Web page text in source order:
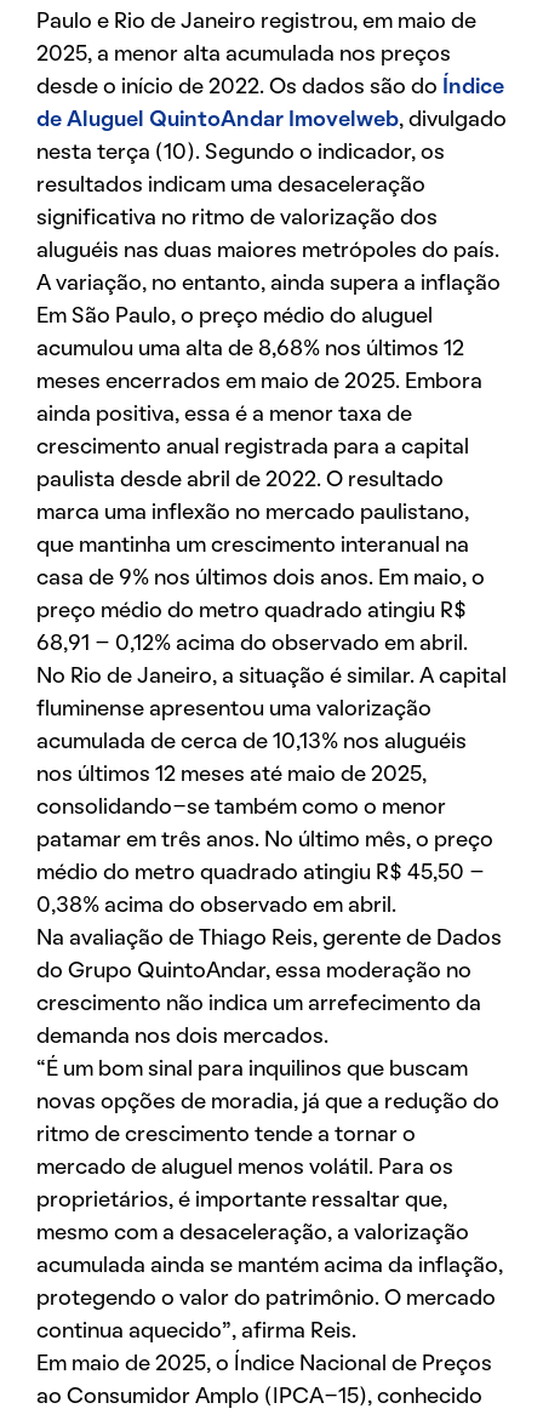
Paulo e Rio de Janeiro registrou, em maio de
2025, a menor alta acumulada nos preços
desde o início de 2022. Os dados são do
Índice
de Aluguel QuintoAndar Imovelweb, divulgado
nesta terça (10). Segundo o indicador, os
resultados indicam uma desaceleração
significativa no ritmo de valorização dos
aluguéis nas duas maiores metrópoles do país.
A variação, no entanto, ainda supera a inflação
Em São Paulo, o preço médio do aluguel
acumulou uma alta de 8,68% nos últimos 12
meses encerrados em maio de 2025. Embora
ainda positiva, essa é a menor taxa de
crescimento anual registrada para a capital
paulista desde abril de 2022. O resultado
marca uma inflexão no mercado paulistano,
que mantinha um crescimento interanual na
casa de 9% nos últimos dois anos. Em maio, o
preço médio do metro quadrado atingiu R$
68,91 – 0,12% acima do observado em abril.
No Rio de Janeiro, a situação é similar. A capital
fluminense apresentou uma valorização
acumulada de cerca de 10,13% nos aluguéis
nos últimos 12 meses até maio de 2025,
consolidando-se também como o menor
patamar em três anos. No último mês, o preço
médio do metro quadrado atingiu R$ 45,50 –
0,38% acima do observado em abril.
Na avaliação de Thiago Reis, gerente de Dados
do Grupo QuintoAndar, essa moderação no
crescimento não indica um arrefecimento da
demanda nos dois mercados.
“É um bom sinal para inquilinos que buscam
novas opções de moradia, já que a redução do
ritmo de crescimento tende a tornar o
mercado de aluguel menos volátil. Para os
proprietários, é importante ressaltar que,
mesmo com a desaceleração, a valorização
acumulada ainda se mantém acima da inflação,
protegendo o valor do patrimônio. O mercado
continua aquecido”, afirma Reis.
Em maio de 2025, o Índice Nacional de Preços
ao Consumidor Amplo (IPCA-15), conhecido